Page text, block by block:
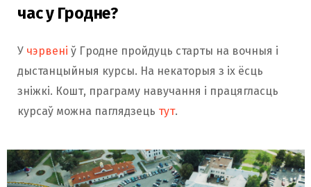
час у Гродне?
У чэрвені ў Гродне пройдуць старты на вочныя і
дыстанцыйныя курсы. На некаторыя з іх ёсць
зніжкі. Кошт, праграму навучання і працягласць
курсаў можна паглядзець тут.